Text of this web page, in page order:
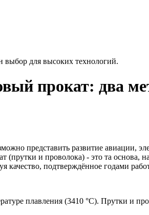
для высоких технологий.
прокат: два
представить развитие авиации,
и проволока) - это та основа,
качество, подтверждённое годами
плавления (3410 °C). Прутки и